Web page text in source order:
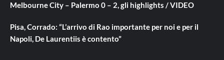
Melbourne City – Palermo 0 – 2, gli highlights / VIDEO
Pisa, Corrado: “L’arrivo di Rao importante per noi e per il
Napoli, De Laurentiis è contento”